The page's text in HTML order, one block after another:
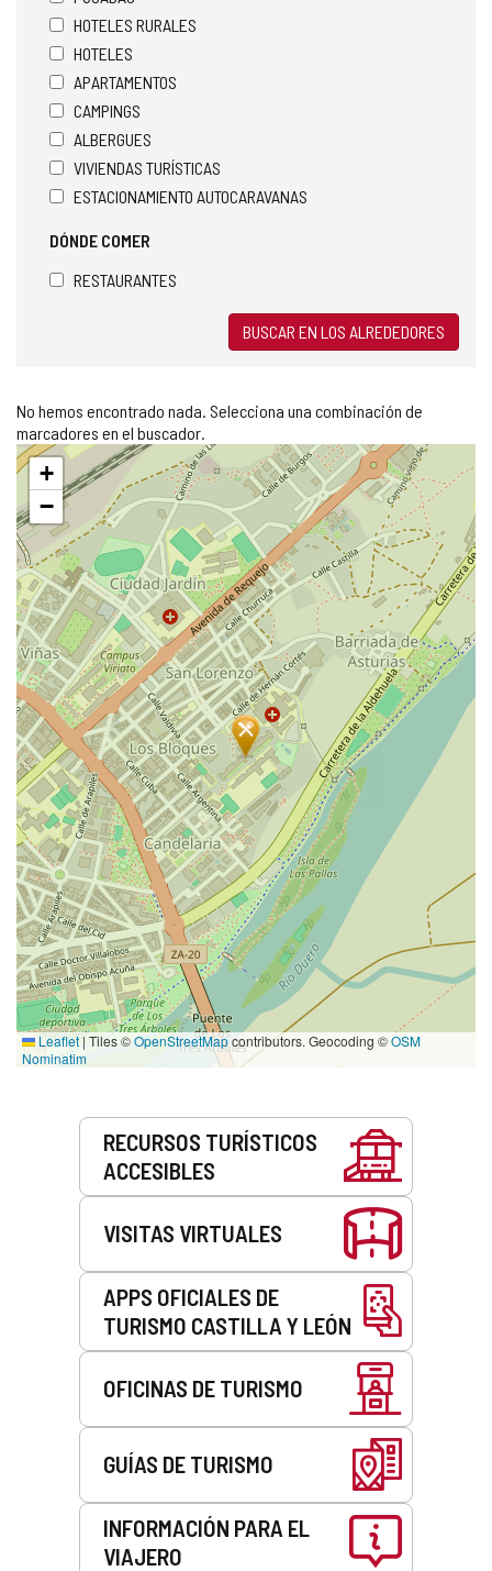
HOTELES RURALES
HOTELES
APARTAMENTOS
CAMPINGS
ALBERGUES
VIVIENDAS TURÍSTICAS
ESTACIONAMIENTO AUTOCARAVANAS
DÓNDE COMER
RESTAURANTES
BUSCAR EN LOS ALREDEDORES
No hemos encontrado nada. Selecciona una combinación de
marcadores en el buscador.
Saltar
mapa
+
−
Leaflet|Tiles ©OpenStreetMapcontributors. Geocoding ©OSM
Nominatim
RECURSOS TURÍSTICOS
ACCESIBLES
VISITAS VIRTUALES
APPS OFICIALES DE
TURISMO CASTILLA Y LEÓN
OFICINAS DE TURISMO
GUÍAS DE TURISMO
INFORMACIÓN PARA EL
VIAJERO